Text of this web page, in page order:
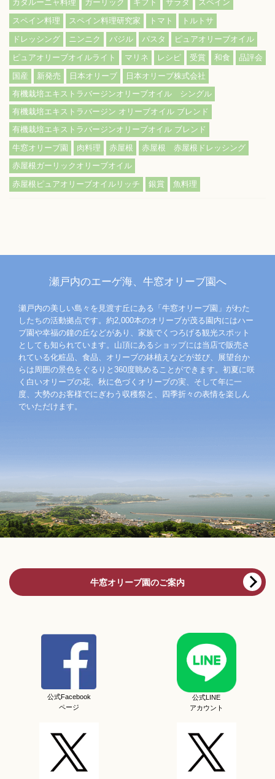
カタルーニャ料理 ガーリック ギフト サラダ
スペイン
スペイン料理
スペイン料理研究家 トマト
トルトサ
ドレッシング
ニンニク バジル パスタ
ピュアオリーブオイル
ピュアオリーブオイルライト
マリネ レシピ 受賞 和食
品評会
国産
新発売 日本オリーブ
日本オリーブ株式会社
有機栽培エキストラバージンオリーブオイル シングル
有機栽培エキストラバージン オリーブオイル ブレンド
有機栽培エキストラバージンオリーブオイル ブレンド
牛窓オリーブ園
肉料理 赤屋根
赤屋根 赤屋根ドレッシング
赤屋根ガーリックオリーブオイル
赤屋根ピュアオリーブオイルリッチ
銀賞 魚料理
瀬戸内のエーゲ海、牛窓オリーブ園へ
瀬戸内の美しい島々を見渡す丘にある「牛窓オリーブ園」がわた
したちの活動拠点です。約2,000本のオリーブが茂る園内にはハー
ブ園や幸福の鐘の丘などがあり、家族でくつろげる観光スポット
としても知られています。山頂にあるショップには当店で販売さ
れている化粧品、食品、オリーブの鉢植えなどが並び、展望台か
らは周囲の景色をぐるりと360度眺めることができます。初夏に咲
く白いオリーブの花、秋に色づくオリーブの実、そして年に一
度、大勢のお客様でにぎわう収穫祭と、四季折々の表情を楽しん
でいただけます。
牛窓オリーブ園のご案内
公式Facebook
ページ
公式LINE
アカウント